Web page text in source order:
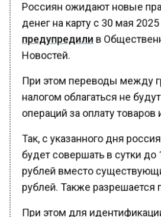
денег на карту с 30 мая
предупредили
в
Новостей.
При этом переводы между
налогом облагаться не
операций за оплату товаров
Так, с указанного дня
будет совершать в сутки до
рублей вместо
рублей. Также разрешается
При этом для